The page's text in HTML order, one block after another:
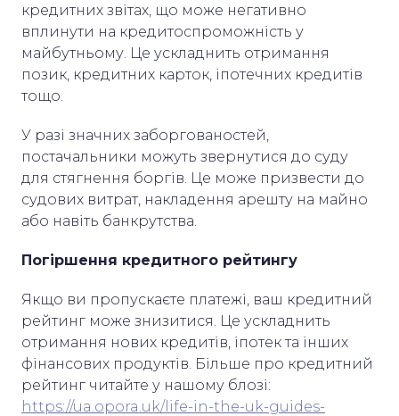
кредитних звітах, що може негативно
вплинути на кредитоспроможність у
майбутньому. Це ускладнить отримання
позик, кредитних карток, іпотечних кредитів
тощо.
У разі значних заборгованостей,
постачальники можуть звернутися до суду
для стягнення боргів. Це може призвести до
судових витрат, накладення арешту на майно
або навіть банкрутства.
Погіршення кредитного рейтингу
Якщо ви пропускаєте платежі, ваш кредитний
рейтинг може знизитися. Це ускладнить
отримання нових кредитів, іпотек та інших
фінансових продуктів. Більше про кредитний
рейтинг читайте у нашому блозі:
https://ua.opora.uk/life-in-the-uk-guides-